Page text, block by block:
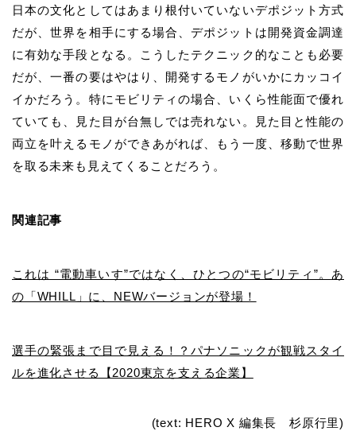
日本の文化としてはあまり根付いていないデポジット方式
だが、世界を相手にする場合、デポジットは開発資金調達
に有効な手段となる。こうしたテクニック的なことも必要
だが、一番の要はやはり、開発するモノがいかにカッコイ
イかだろう。特にモビリティの場合、いくら性能面で優れ
ていても、見た目が台無しでは売れない。見た目と性能の
両立を叶えるモノができあがれば、もう一度、移動で世界
を取る未来も見えてくることだろう。
関連記事
これは “電動車いす”ではなく、ひとつの“モビリティ”。あ
の「WHILL」に、NEWバージョンが登場！
選手の緊張まで目で見える！？パナソニックが観戦スタイ
ルを進化させる【2020東京を支える企業】
(text: HERO X 編集長 杉原行里)